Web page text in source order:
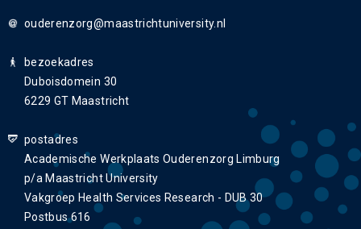
ouderenzorg
bezoekadres
Duboisdomein 30
6229 GT Maastricht
postadres
Academische Werkplaats Ouderenzorg Limburg
p/a Maastricht University
Vakgroep Health Services Research - DUB 30
Postbus 616